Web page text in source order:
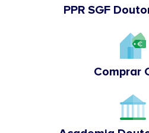
PPR SGF
Comprar